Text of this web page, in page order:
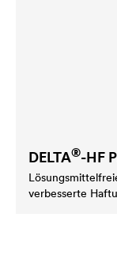
DELTA®-HF
verbesserte